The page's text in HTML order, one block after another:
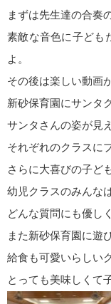
まずは先生達の合奏
素敵な音色に子ども
よ。
その後は楽しい動画
新砂保育園にサンタ
サンタさんの姿が見
それぞれのクラスに
さらに大喜びの子ど
幼児クラスのみんな
どんな質問にも優し
また新砂保育園に遊
給食も可愛いらしい
とっても美味しくて